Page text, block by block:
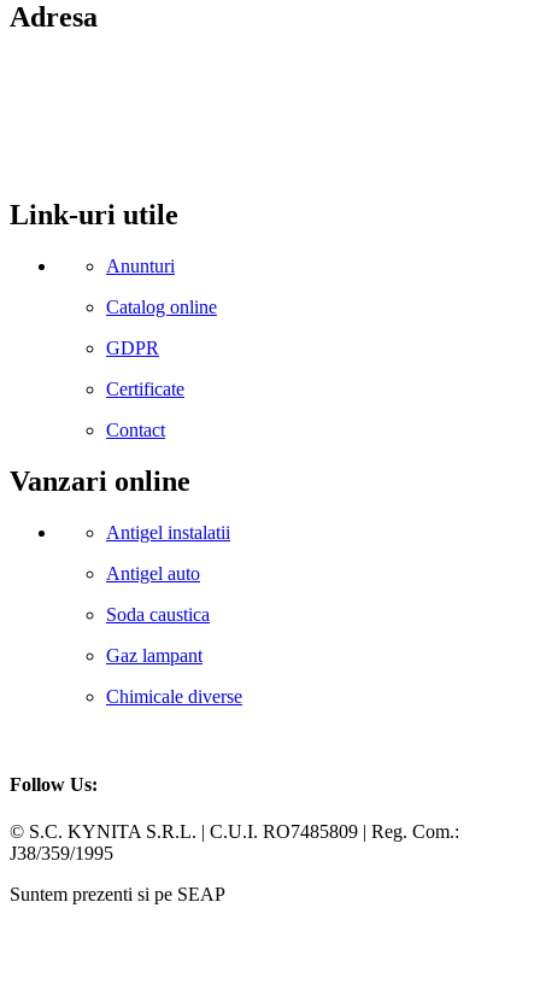
Adresa
Link-uri utile
Anunturi
Catalog online
GDPR
Certificate
Contact
Vanzari online
Antigel instalatii
Antigel auto
Soda caustica
Gaz lampant
Chimicale diverse
Follow Us:
Facebook
Whatsapp
© S.C. KYNITA S.R.L. | C.U.I. RO7485809 | Reg. Com.:
J38/359/1995
Suntem prezenti si pe SEAP